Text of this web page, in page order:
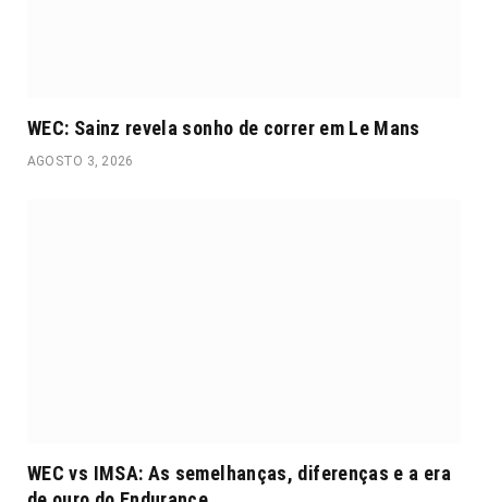
WEC: Sainz revela sonho de correr em Le Mans
AGOSTO 3, 2026
WEC vs IMSA: As semelhanças, diferenças e a era